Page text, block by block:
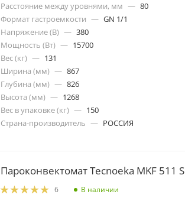
Расстояние между уровнями, мм — 80
Формат гастроемкости — GN 1/1
Напряжение (В) — 380
Мощность (Вт) — 15700
Вес (кг) — 131
Ширина (мм) — 867
Глубина (мм) — 826
Высота (мм) — 1268
Вес в упаковке (кг) — 150
Страна-производитель — РОССИЯ
Пароконвектомат Tecnoeka MKF 511 S
6
В наличии